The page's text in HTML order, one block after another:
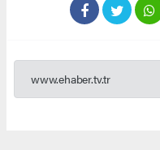
www.ehaber.tv.tr